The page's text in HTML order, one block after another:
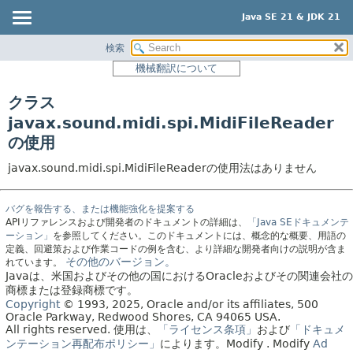
Java SE 21 & JDK 21
パッケージ
クラス
使用
ツリー
新規
非推奨
索引
ヘルプ
検索
機械翻訳について
クラス
javax.sound.midi.spi.MidiFileReader
の使用
javax.sound.midi.spi.MidiFileReaderの使用法はありません
バグを報告する、または機能強化を提案する
APIリファレンスおよび開発者のドキュメントの詳細は、
「Java SEドキュメンテ
ーション」 を参照してください。このドキュメントには、概念的な概要、用語の
定義、回避策および作業コードの例を含む、より詳細な開発者向けの説明が含ま
れています。
その他のバージョン。
Javaは、米国およびその他の国におけるOracleおよびその関連会社の
商標または登録商標です。
Copyright© 1993, 2025, Oracle and/or its affiliates, 500
Oracle Parkway, Redwood Shores, CA 94065 USA.
All rights reserved. 使用は、 「ライセンス条項」 および 「ドキュメ
ンテーション再配布ポリシー」 によります。 Modify . Modify Ad